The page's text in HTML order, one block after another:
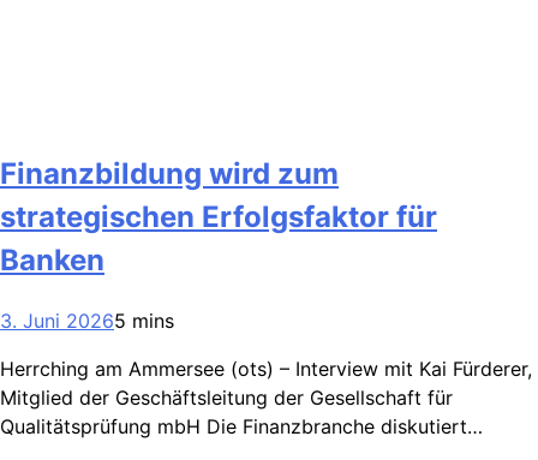
Finanzbildung wird zum
strategischen Erfolgsfaktor für
Banken
3. Juni 20265 mins
Herrching am Ammersee (ots) – Interview mit Kai Fürderer,
Mitglied der Geschäftsleitung der Gesellschaft für
Qualitätsprüfung mbH Die Finanzbranche diskutiert…